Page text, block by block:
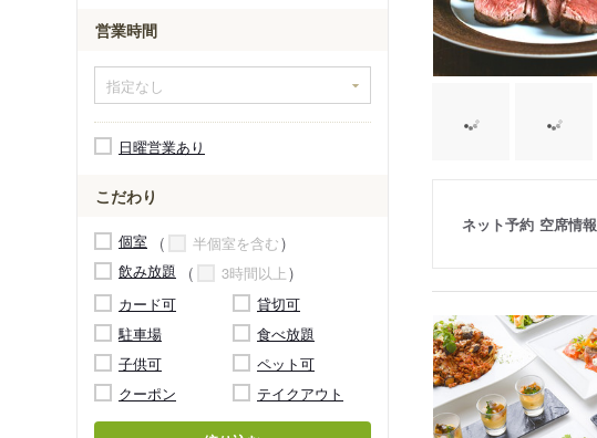
営業時間
日曜営業あり
こだわり
個室
半個室を含む
飲み放題
3時間以上
カード可
貸切可
駐車場
食べ放題
子供可
ペット可
クーポン
テイクアウト
ネット予約 空席情報